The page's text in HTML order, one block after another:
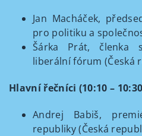
Jan Macháček,
pro politiku a
Šárka Prát, členka
liberální fórum (Česká
Hlavní řečníci (10:10 –
Andrej Babiš,
republiky (Česká